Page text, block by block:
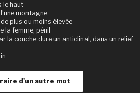
le haut
montagne
plus ou moins élevée
la femme, pénil
la couche dure un anticlinal, dans un relief
d'un autre mot